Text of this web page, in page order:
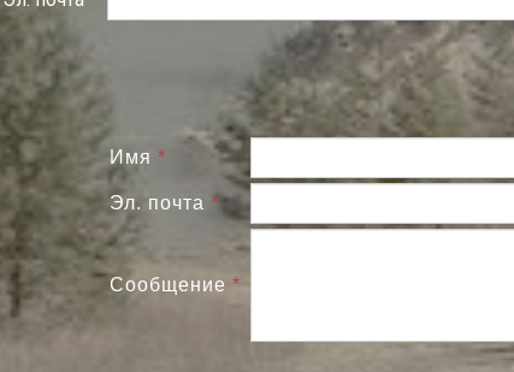
Имя *
Эл. почта *
Сообщение *